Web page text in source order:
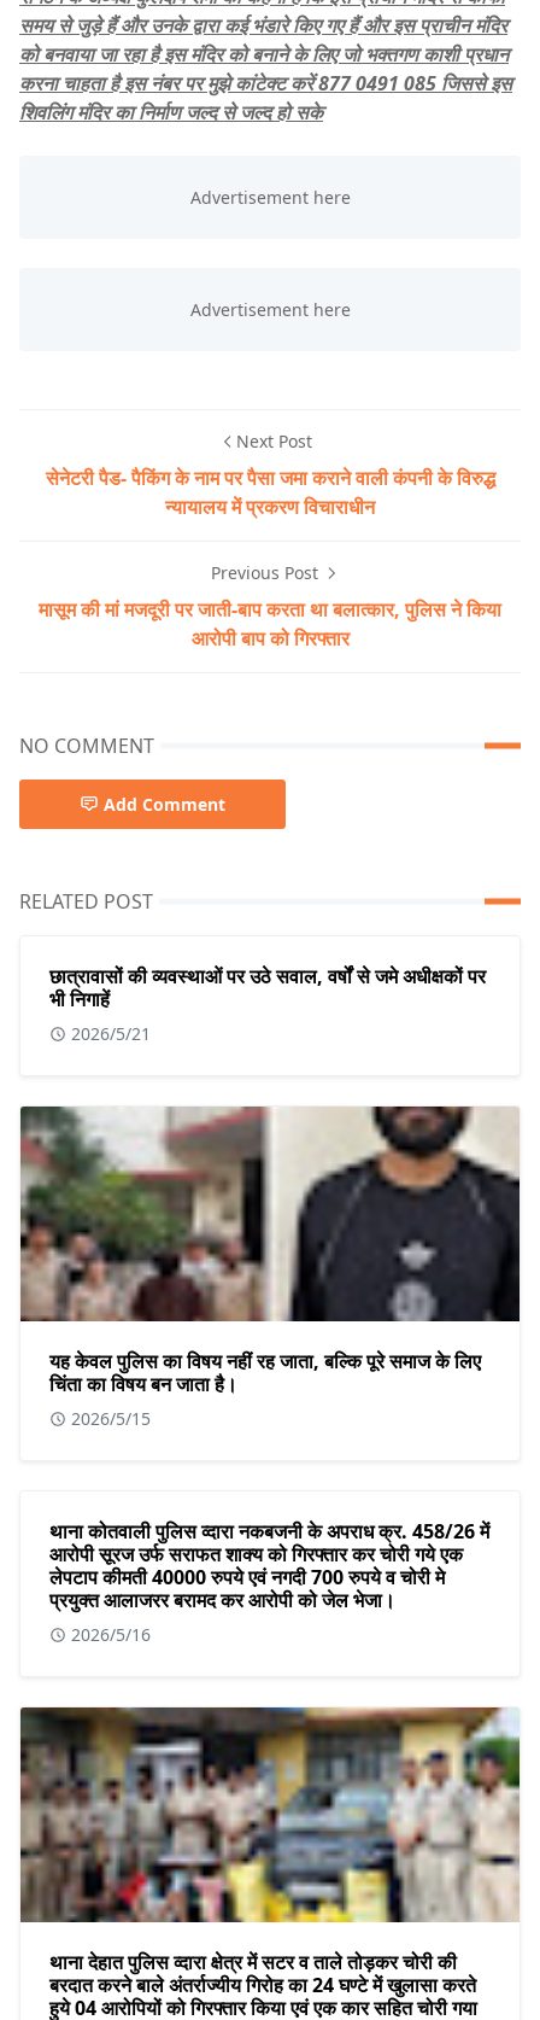
समय से जुड़े हैं और उनके द्वारा कई भंडारे किए गए हैं और इस प्राचीन मंदिर
को बनवाया जा रहा है इस मंदिर को बनाने के लिए जो भक्तगण काशी प्रधान
करना चाहता है इस नंबर पर मुझे कांटेक्ट करें 877 0491 085 जिससे इस
शिवलिंग मंदिर का निर्माण जल्द से जल्द हो सके
Next Post
सेनेटरी पैड- पैकिंग के नाम पर पैसा जमा कराने वाली कंपनी के विरुद्ध
न्यायालय में प्रकरण विचाराधीन
Previous Post
मासूम की मां मजदूरी पर जाती-बाप करता था बलात्कार, पुलिस ने किया
आरोपी बाप को गिरफ्तार
NO COMMENT
Add Comment
RELATED POST
छात्रावासों की व्यवस्थाओं पर उठे सवाल, वर्षों से जमे अधीक्षकों पर
भी निगाहें
2026/5/21
यह केवल पुलिस का विषय नहीं रह जाता, बल्कि पूरे समाज के लिए
चिंता का विषय बन जाता है।
2026/5/15
थाना कोतवाली पुलिस व्दारा नकबजनी के अपराध क्र. 458/26 में
आरोपी सूरज उर्फ सराफत शाक्य को गिरफ्तार कर चोरी गये एक
लेपटाप कीमती 40000 रुपये एवं नगदी 700 रुपये व चोरी मे
प्रयुक्त आलाजरर बरामद कर आरोपी को जेल भेजा।
2026/5/16
थाना देहात पुलिस व्दारा क्षेत्र में सटर व ताले तोड़कर चोरी की
बरदात करने बाले अंतर्राज्यीय गिरोह का 24 घण्टे में खुलासा करते
हुये 04 आरोपियों को गिरफ्तार किया एवं एक कार सहित चोरी गया